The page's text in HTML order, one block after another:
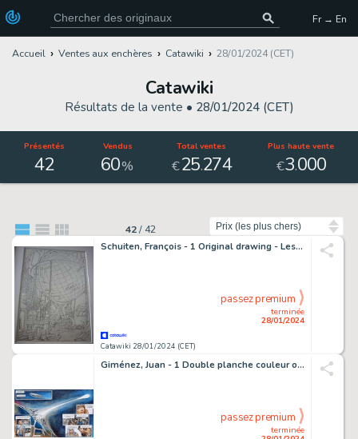
Fr → En
Accueil Ventes aux enchères Catawiki 28/01/2024 (CET)
Catawiki
Résultats de la vente • 28/01/2024 (CET)
Présentés
42
Vendus
60%
Total ventes
€25.274
Plus haute vente
€3.000
42/ 42
Schuiten, François - 1 Original drawing - Les Cités Obscures - Rêves d'archives - 1999
Catawiki 28/01/2024 (CET)
terminée
28/01/2024
passez premium
Giménez, Juan - 1 Double planche couleur originale - Le Quatrième pouvoir T2 - Meurtres sur Antiplona - 2004
terminée
passez premium